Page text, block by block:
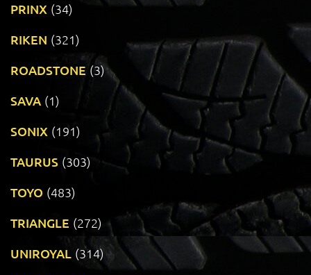
PRINX (34)
RIKEN (321)
ROADSTONE (3)
SAVA (1)
SONIX (191)
TAURUS (303)
TOYO (483)
TRIANGLE (272)
UNIROYAL (314)